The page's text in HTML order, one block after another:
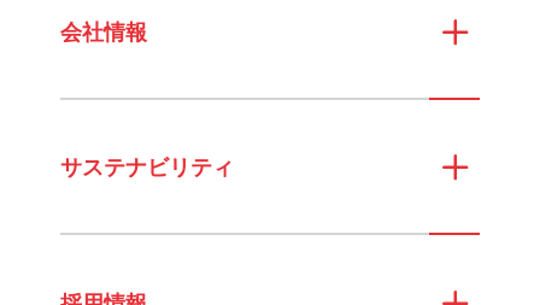
会社情報
サステナビリティ